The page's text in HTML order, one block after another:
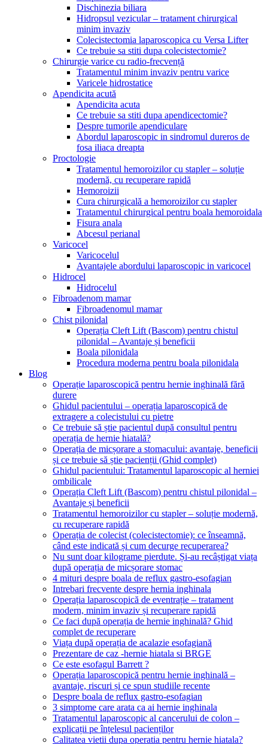
Dischinezia biliara
Hidropsul vezicular – tratament chirurgical
minim invaziv
Colecistectomia laparoscopica cu Versa Lifter
Ce trebuie sa stiti dupa colecistectomie?
Chirurgie varice cu radio-frecvență
Tratamentul minim invaziv pentru varice
Varicele hidrostatice
Apendicita acută
Apendicita acuta
Ce trebuie sa stiti dupa apendicectomie?
Despre tumorile apendiculare
Abordul laparoscopic in sindromul dureros de
fosa iliaca dreapta
Proctologie
Tratamentul hemoroizilor cu stapler – soluție
modernă, cu recuperare rapidă
Hemoroizii
Cura chirurgicală a hemoroizilor cu stapler
Tratamentul chirurgical pentru boala hemoroidala
Fisura anala
Abcesul perianal
Varicocel
Varicocelul
Avantajele abordului laparoscopic in varicocel
Hidrocel
Hidrocelul
Fibroadenom mamar
Fibroadenomul mamar
Chist pilonidal
Operația Cleft Lift (Bascom) pentru chistul
pilonidal – Avantaje și beneficii
Boala pilonidala
Procedura moderna pentru boala pilonidala
Blog
Operație laparoscopică pentru hernie inghinală fără
durere
Ghidul pacientului – operația laparoscopică de
extragere a colecistului cu pietre
Ce trebuie să știe pacientul după consultul pentru
operația de hernie hiatală?
Operația de micșorare a stomacului: avantaje, beneficii
și ce trebuie să știe pacienții (Ghid complet)
Ghidul pacientului: Tratamentul laparoscopic al herniei
ombilicale
Operația Cleft Lift (Bascom) pentru chistul pilonidal –
Avantaje și beneficii
Tratamentul hemoroizilor cu stapler – soluție modernă,
cu recuperare rapidă
Operația de colecist (colecistectomie): ce înseamnă,
când este indicată și cum decurge recuperarea?
Nu sunt doar kilograme pierdute. Și-au recâștigat viața
după operația de micșorare stomac
4 mituri despre boala de reflux gastro-esofagian
Intrebari frecvente despre hernia inghinala
Operația laparoscopică de eventrație – tratament
modern, minim invaziv și recuperare rapidă
Ce faci după operația de hernie inghinală? Ghid
complet de recuperare
Viața după operația de acalazie esofagiană
Prezentare de caz -hernie hiatala si BRGE
Ce este esofagul Barrett ?
Operația laparoscopică pentru hernie inghinală –
avantaje, riscuri și ce spun studiile recente
Despre boala de reflux gastro-esofagian
3 simptome care arata ca ai hernie inghinala
Tratamentul laparoscopic al cancerului de colon –
explicații pe înțelesul pacienților
Calitatea vietii dupa operatia pentru hernie hiatala?